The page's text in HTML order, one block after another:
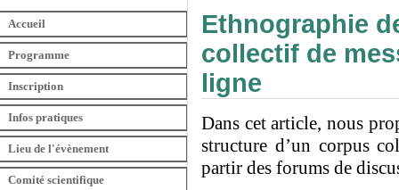
Accueil
Programme
Inscription
Infos pratiques
Lieu de l'évènement
Comité scientifique
Ethnographie
collectif de
ligne
Dans cet article, nous
structure d’un corpus
partir des forums de